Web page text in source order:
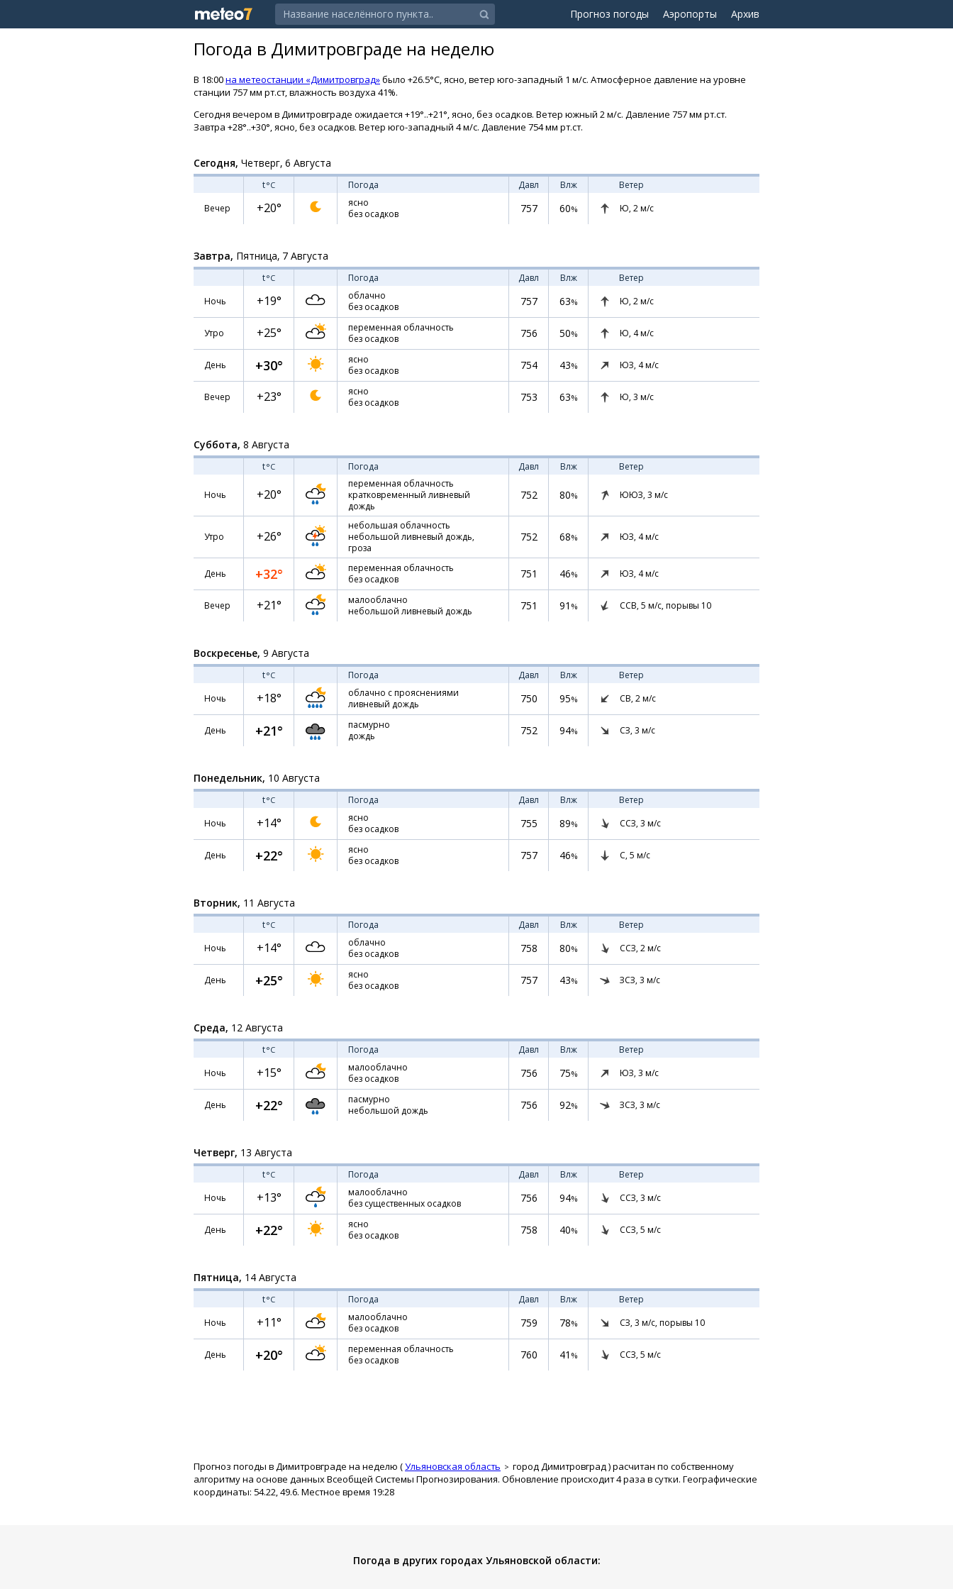
Прогноз погоды Аэропорты Архив
Погода в Димитровграде на неделю
В 18:00на метеостанции «Димитровград»было +26.5°C, ясно, ветер юго-западный 1 м/с. Атмосферное давление на уровне
станции 757 мм рт.ст, влажность воздуха 41%.
Сегодня вечером в Димитровграде ожидается +19°..+21°, ясно, без осадков. Ветер южный 2 м/с. Давление 757 мм рт.ст.
Завтра +28°..+30°, ясно, без осадков. Ветер юго-западный 4 м/с. Давление 754 мм рт.ст.
Сегодня, Четверг, 6 Августа
t°C Погода Давл Влж
Ветер
Вечер
+20°
ясно
без осадков
757 60% Ю, 2м/с
Завтра, Пятница, 7 Августа
t°C Погода Давл Влж
Ветер
Ночь
+19°
облачно
без осадков
757 63% Ю, 2м/с
Утро +25°
переменная облачность
без осадков
756 50% Ю, 4м/с
День +30°
ясно
без осадков
754 43% ЮЗ, 4м/с
Вечер +23°
ясно
без осадков
753 63% Ю, 3 м/с
Суббота, 8 Августа
t°C Погода Давл Влж Ветер
Ночь +20°
переменная облачность
кратковременный ливневый
дождь
752 80% ЮЮЗ, 3 м/с
Утро +26°
небольшая облачность
небольшой ливневый дождь,
гроза
752 68% ЮЗ, 4м/с
День +32°
переменная облачность
без осадков
751 46% ЮЗ, 4м/с
Вечер +21°
малооблачно
небольшой ливневый дождь
751 91 % ССВ, 5 м/с, порывы 10
Воскресенье, 9 Августа
t°C Погода Давл Влж
Ветер
Ночь
+18°
облачно с прояснениями
ливневый дождь
750 95% СВ, 2м/с
День +21°
пасмурно
дождь
752 94% СЗ, 3 м/с
Понедельник, 10 Августа
t°C Погода Давл Влж
Ветер
Ночь
+14°
ясно
без осадков
755 89% ССЗ, 3 м/с
День +22°
ясно
без осадков
757 46% С, 5 м/с
Вторник, 11 Августа
t°C Погода Давл Влж
Ветер
Ночь
+14°
облачно
без осадков
758 80% ССЗ, 2м/с
День +25°
ясно
без осадков
757 43% ЗСЗ, 3 м/с
Среда, 12 Августа
t°C Погода Давл Влж
Ветер
Ночь
+15°
малооблачно
без осадков
756 75% ЮЗ, 3 м/с
День +22°
пасмурно
небольшой дождь
756 92% ЗСЗ, 3 м/с
Четверг, 13 Августа
t°C Погода Давл Влж
Ветер
Ночь
+13°
малооблачно
без существенных осадков
756 94% ССЗ, 3 м/с
День +22°
ясно
без осадков
758 40% ССЗ, 5 м/с
Пятница, 14 Августа
t°C Погода Давл Влж
Ветер
Ночь
+11°
малооблачно
без осадков
759 78% СЗ, 3 м/с, порывы 10
День +20°
переменная облачность
без осадков
760 41 % ССЗ, 5 м/с
Прогноз погоды в Димитровграде на неделю (Ульяновская область город Димитровград) расчитан по собственному
алгоритму на основе данных Всеобщей Системы Прогнозирования. Обновление происходит 4 раза в сутки. Географические
координаты: 54.22, 49.6. Местное время 19:28
Погода в других городах Ульяновской области: